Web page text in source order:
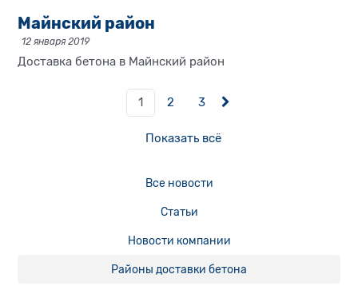
Майнский район
12 января 2019
Доставка бетона в Майнский район
1 2 3
Показать всё
Все новости
Статьи
Новости компании
Районы доставки бетона